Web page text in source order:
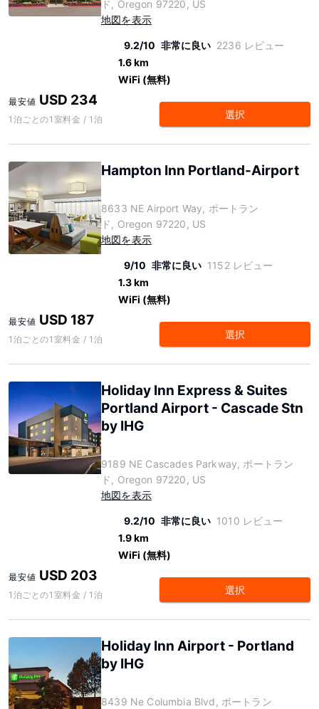
ド, Oregon 97220, US
地図を表示
9.2/10 非常に良い 2236 レビュー
1.6 km
WiFi (無料)
最安値 USD 234
1泊ごとの1室料金 / 1泊 選択
Hampton Inn Portland-Airport
8633 NE Airport Way, ポートラン
ド, Oregon 97220, US
地図を表示
9/10 非常に良い 1152 レビュー
1.3 km
WiFi (無料)
最安値 USD 187
1泊ごとの1室料金 / 1泊 選択
Holiday Inn Express & Suites
Portland Airport - Cascade Stn
by IHG
9189 NE Cascades Parkway, ポートラン
ド, Oregon 97220, US
地図を表示
9.2/10 非常に良い 1010 レビュー
1.9 km
WiFi (無料)
最安値 USD 203
1泊ごとの1室料金 / 1泊 選択
Holiday Inn Airport - Portland
by IHG
8439 Ne Columbia Blvd, ポートラン